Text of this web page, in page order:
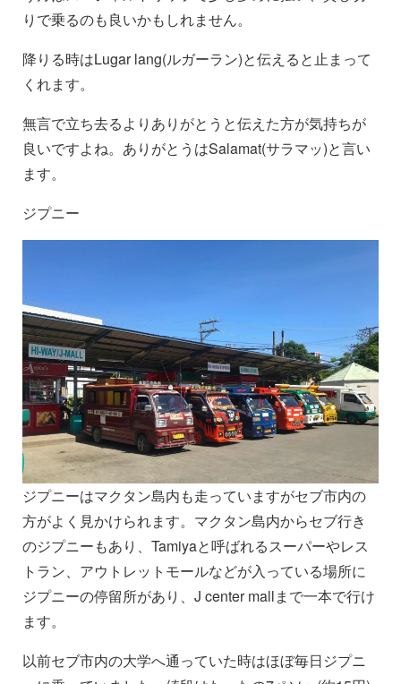
りで乗るのも良いかもしれません。
降りる時はLugar lang(ルガーラン)と伝えると止まって
くれます。
無言で立ち去るよりありがとうと伝えた方が気持ちが
良いですよね。ありがとうはSalamat(サラマッ)と言い
ます。
ジプニー
ジプニーはマクタン島内も走っていますがセブ市内の
方がよく見かけられます。マクタン島内からセブ行き
のジプニーもあり、Tamiyaと呼ばれるスーパーやレス
トラン、アウトレットモールなどが入っている場所に
ジプニーの停留所があり、J center mallまで一本で行け
ます。
以前セブ市内の大学へ通っていた時はほぼ毎日ジプニ